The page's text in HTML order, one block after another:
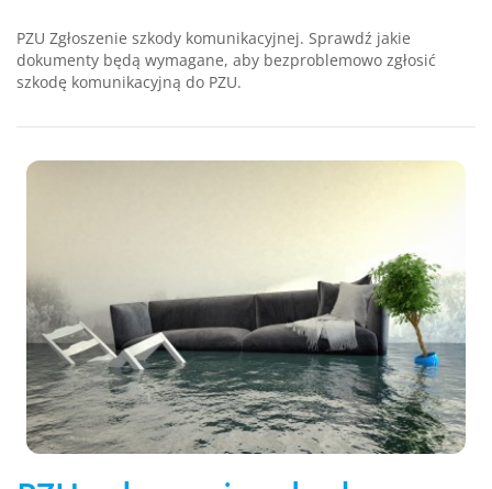
PZU Zgłoszenie szkody komunikacyjnej. Sprawdź jakie
dokumenty będą wymagane, aby bezproblemowo zgłosić
szkodę komunikacyjną do PZU.